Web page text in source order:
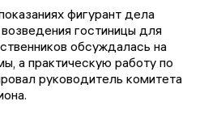
фигурант дела
гостиницы для
обсуждалась на
а практическую работу по
руководитель комитета